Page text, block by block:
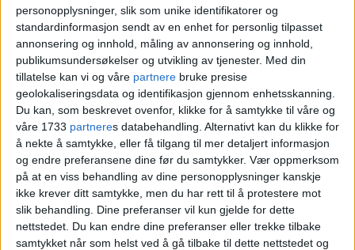
personopplysninger, slik som unike identifikatorer og
standardinformasjon sendt av en enhet for personlig tilpasset
annonsering og innhold, måling av annonsering og innhold,
publikumsundersøkelser og utvikling av tjenester. Med din
tillatelse kan vi og våre partnere bruke presise
geolokaliseringsdata og identifikasjon gjennom enhetsskanning.
Du kan, som beskrevet ovenfor, klikke for å samtykke til våre og
våre 1733 partneres databehandling. Alternativt kan du klikke for
å nekte å samtykke, eller få tilgang til mer detaljert informasjon
og endre preferansene dine før du samtykker. Vær oppmerksom
på at en viss behandling av dine personopplysninger kanskje
ikke krever ditt samtykke, men du har rett til å protestere mot
slik behandling. Dine preferanser vil kun gjelde for dette
nettstedet. Du kan endre dine preferanser eller trekke tilbake
samtykket når som helst ved å gå tilbake til dette nettstedet og
Ruters område. Ordningen gir reisende
en personlig rabatt basert på hvor mange
enkeltbilletter de har kjøpt de siste 30
dagene.